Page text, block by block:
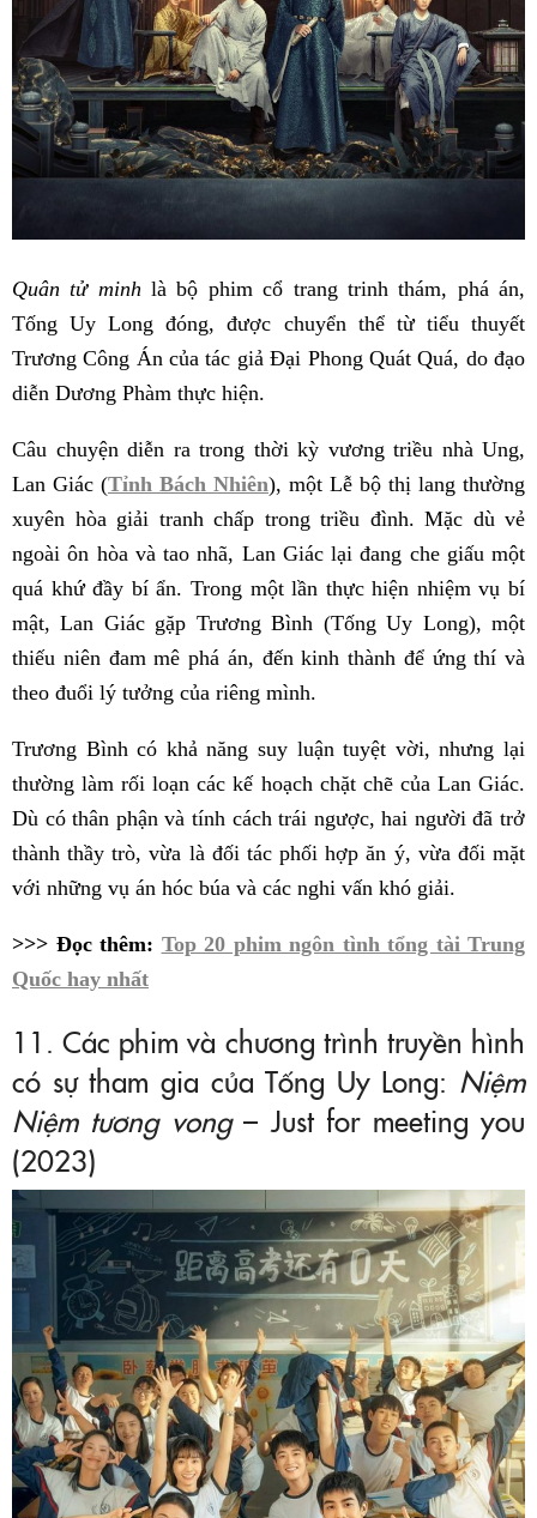
Quân tử minh là bộ phim cổ trang trinh thám, phá án,
Tống Uy Long đóng, được chuyển thể từ tiểu thuyết
Trương Công Án của tác giả Đại Phong Quát Quá, do đạo
diễn Dương Phàm thực hiện.
Câu chuyện diễn ra trong thời kỳ vương triều nhà Ung,
Lan Giác (Tỉnh Bách Nhiên), một Lễ bộ thị lang thường
xuyên hòa giải tranh chấp trong triều đình. Mặc dù vẻ
ngoài ôn hòa và tao nhã, Lan Giác lại đang che giấu một
quá khứ đầy bí ẩn. Trong một lần thực hiện nhiệm vụ bí
mật, Lan Giác gặp Trương Bình (Tống Uy Long), một
thiếu niên đam mê phá án, đến kinh thành để ứng thí và
theo đuổi lý tưởng của riêng mình.
Trương Bình có khả năng suy luận tuyệt vời, nhưng lại
thường làm rối loạn các kế hoạch chặt chẽ của Lan Giác.
Dù có thân phận và tính cách trái ngược, hai người đã trở
thành thầy trò, vừa là đối tác phối hợp ăn ý, vừa đối mặt
với những vụ án hóc búa và các nghi vấn khó giải.
>>> Đọc thêm: Top 20 phim ngôn tình tổng tài Trung
Quốc hay nhất
11. Các phim và chương trình truyền hình
có sự tham gia của Tống Uy Long: Niệm
Niệm tương vong– Just for meeting you
(2023)